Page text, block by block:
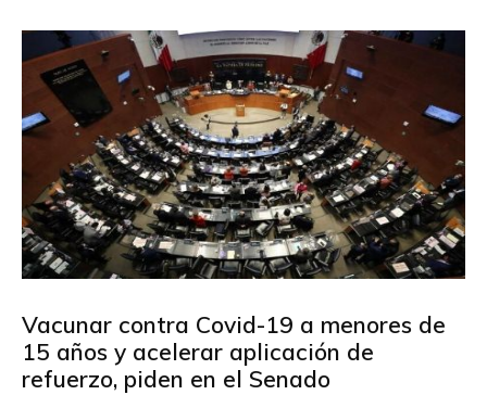
Vacunar contra Covid-19 a menores de
15 años y acelerar aplicación de
refuerzo, piden en el Senado